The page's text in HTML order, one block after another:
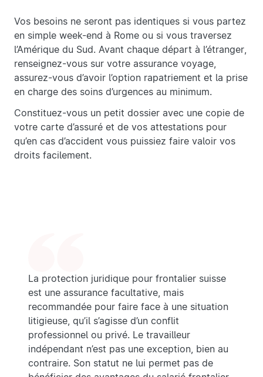
Vos besoins ne seront pas identiques si vous partez
en simple week-end à Rome ou si vous traversez
l’Amérique du Sud. Avant chaque départ à l’étranger,
renseignez-vous sur votre assurance voyage,
assurez-vous d’avoir l’option rapatriement et la prise
en charge des soins d’urgences au minimum.
Constituez-vous un petit dossier avec une copie de
votre carte d’assuré et de vos attestations pour
qu’en cas d’accident vous puissiez faire valoir vos
droits facilement.
La protection juridique pour frontalier suisse
est une assurance facultative, mais
recommandée pour faire face à une situation
litigieuse, qu’il s’agisse d’un conflit
professionnel ou privé. Le travailleur
indépendant n’est pas une exception, bien au
contraire. Son statut ne lui permet pas de